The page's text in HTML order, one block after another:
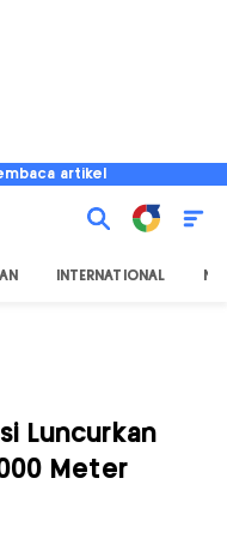
artikel
INTERNATIONAL
Luncurkan
Meter